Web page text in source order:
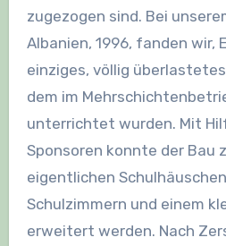
zugezogen sind. Bei
Albanien, 1996, fanden wir,
einziges, völlig
dem im
unterrichtet wurden. Mit
Sponsoren konnte der Bau
eigentlichen
Schulzimmern und einem
erweitert werden. Nach